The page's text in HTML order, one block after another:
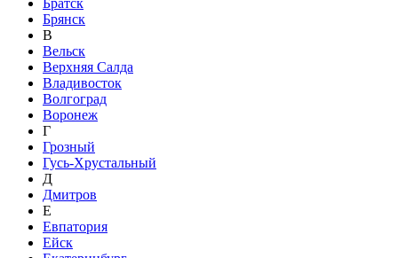
Брянск
В
Вельск
Верхняя Салда
Владивосток
Волгоград
Воронеж
Г
Грозный
Гусь-Хрустальный
Д
Дмитров
Е
Евпатория
Ейск